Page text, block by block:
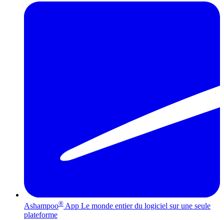
Ashampoo® App Le monde entier du logiciel sur une seule
plateforme